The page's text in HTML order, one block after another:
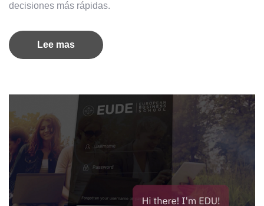
decisiones más rápidas.
Lee mas